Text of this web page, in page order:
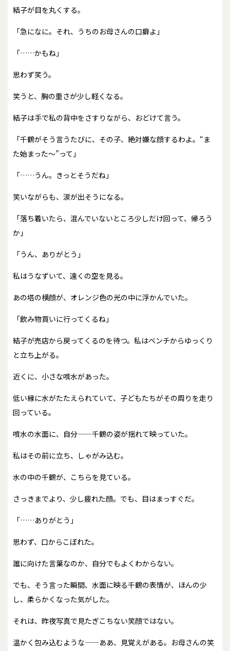
結子が目を丸くする。
「急になに。それ、うちのお母さんの口癖よ」
「……かもね」
思わず笑う。
笑うと、胸の重さが少し軽くなる。
結子は手で私の背中をさすりながら、おどけて言う。
「千鶴がそう言うたびに、その子、絶対嫌な顔するわよ。“ま
た始まった〜”って」
「……うん。きっとそうだね」
笑いながらも、涙が出そうになる。
「落ち着いたら、混んでいないところ少しだけ回って、帰ろう
か」
「うん、ありがとう」
私はうなずいて、遠くの空を見る。
あの塔の横顔が、オレンジ色の光の中に浮かんでいた。
「飲み物買いに行ってくるね」
結子が売店から戻ってくるのを待つ。私はベンチからゆっくり
と立ち上がる。
近くに、小さな噴水があった。
低い縁に水がたたえられていて、子どもたちがその周りを走り
回っている。
噴水の水面に、自分——千鶴の姿が揺れて映っていた。
私はその前に立ち、しゃがみ込む。
水の中の千鶴が、こちらを見ている。
さっきまでより、少し疲れた顔。でも、目はまっすぐだ。
「……ありがとう」
思わず、口からこぼれた。
誰に向けた言葉なのか、自分でもよくわからない。
でも、そう言った瞬間、水面に映る千鶴の表情が、ほんの少
し、柔らかくなった気がした。
それは、昨夜写真で見たぎこちない笑顔ではない。
温かく包み込むような——ああ、見覚えがある。お母さんの笑